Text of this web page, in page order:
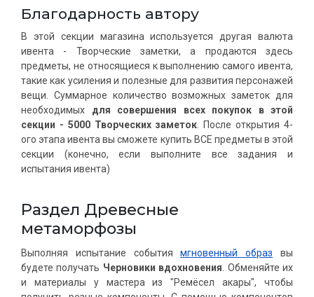
Благодарность автору
В этой секции магазина используется другая валюта
ивента - Творческие заметки, а продаются здесь
предметы, не относящиеся к выполнению самого ивента,
такие как усиления и полезные для развития персонажей
вещи. Суммарное количество возможных заметок для
необходимых для совершения всех покупок в этой
секции - 5000 Творческих заметок . После открытия 4-
ого этапа ивента вы сможете купить ВСЕ предметы в этой
секции (конечно, если выполните все задания и
испытания ивента)
Раздел Древесные
метаморфозы
Выполняя испытание событиямгновенный образ вы
будете получать Черновики вдохновения . Обменяйте их
и материалы у мастера из "Ремёсел акары", чтобы